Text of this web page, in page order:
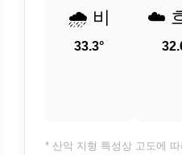
🌧️ 비
33.3°
☁️
* 산악 지형 특성상 고도에